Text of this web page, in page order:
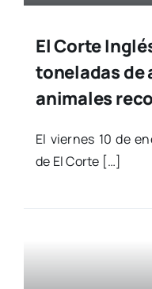
El Corte
toneladas de
animales
El vier­nes 10 de
de El Cor­te […]